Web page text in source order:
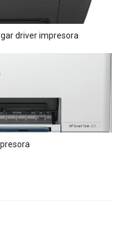
driver impresora